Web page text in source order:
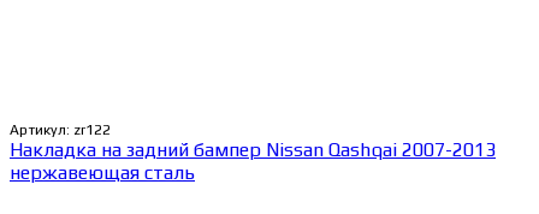
Артикул: zr122
Накладка на задний бампер Nissan Qashqai 2007-2013
нержавеющая сталь